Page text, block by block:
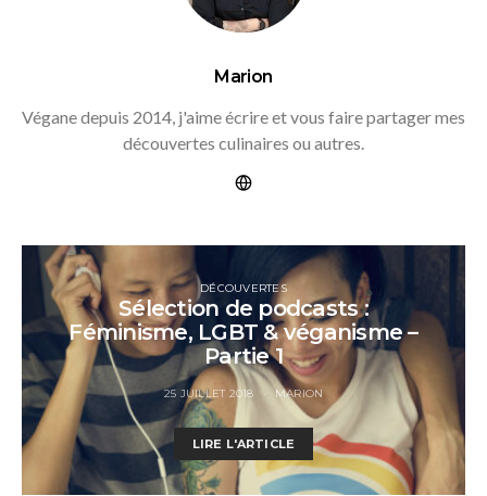
Marion
Végane depuis 2014, j'aime écrire et vous faire partager mes
découvertes culinaires ou autres.
DÉCOUVERTES
Sélection de podcasts :
Féminisme, LGBT & véganisme –
Partie 1
25 JUILLET 2018 MARION
LIRE L'ARTICLE